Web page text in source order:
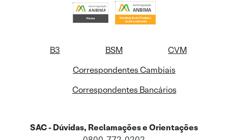
B3 BSM
CVM
Correspondentes Cambiais
Correspondentes Bancários
SAC - Dúvidas, Reclamações e Orientações